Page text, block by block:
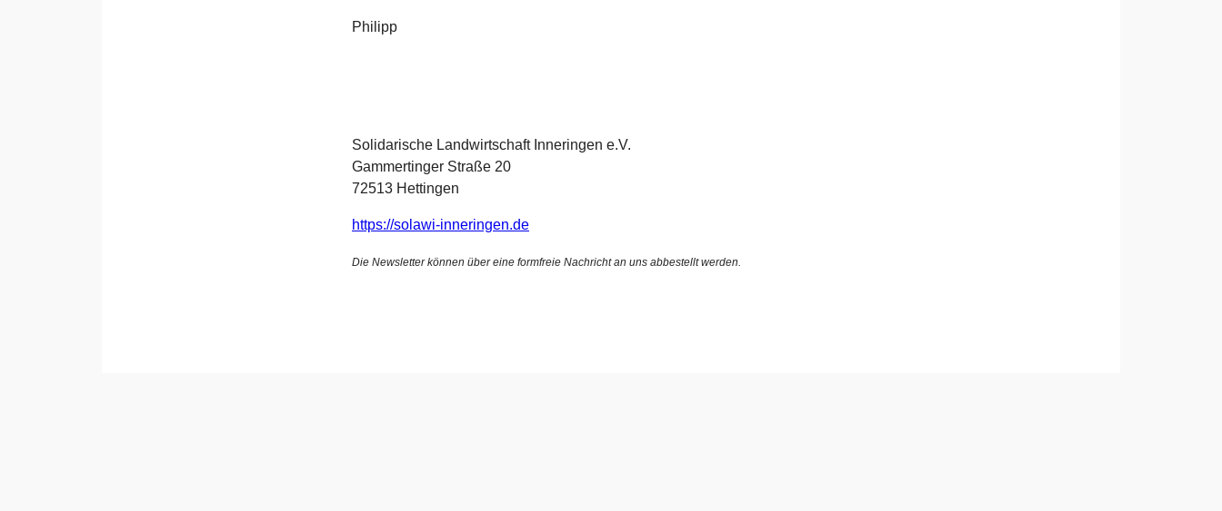
Philipp
Solidarische Landwirtschaft Inneringen e.V.
Gammertinger Straße 20
72513 Hettingen
https://solawi-inneringen.de
Die Newsletter können über eine formfreie Nachricht an uns abbestellt werden.